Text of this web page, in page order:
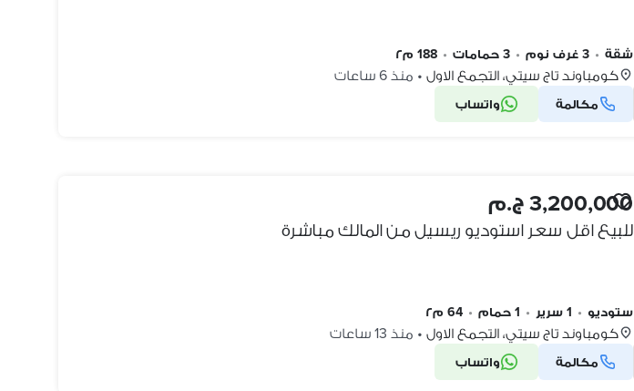
شقة • 3 غرف نوم • 3 حمامات • 188 م٢
كومباوند تاج سيتي، التجمع الاول • منذ 6 ساعات
مكالمة واتساب
3,200,000 ج.م
للبيع اقل سعر استوديو ريسيل من المالك مباشرة
ستوديو • 1 سرير • 1 حمام • 64 م٢
كومباوند تاج سيتي، التجمع الاول • منذ 13 ساعات
مكالمة واتساب